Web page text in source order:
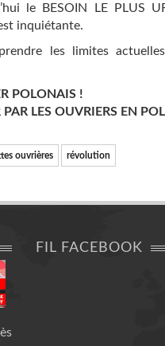
le BESOIN LE PLUS
inquiétante.
les limites
POLONAIS !
LES OUVRIERS EN
ouvrières révolution
FIL FACEBOOK